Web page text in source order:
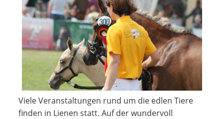
Viele Veranstaltungen rund um die edlen Tiere
finden in Lienen statt. Auf der wundervoll